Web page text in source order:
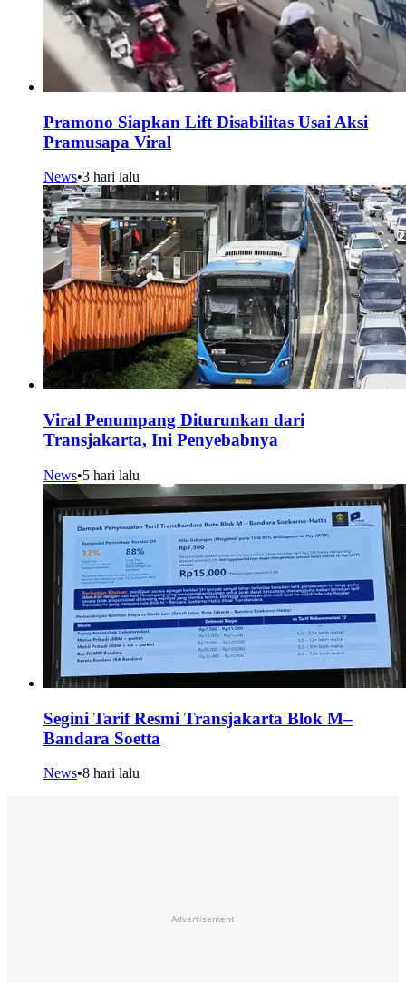
Pramono Siapkan Lift Disabilitas Usai Aksi
Pramusapa Viral
News•3 hari lalu
Viral Penumpang Diturunkan dari
Transjakarta, Ini Penyebabnya
News•5 hari lalu
Segini Tarif Resmi Transjakarta Blok M–
Bandara Soetta
News•8 hari lalu
Advertisement